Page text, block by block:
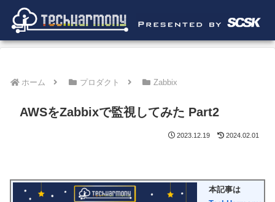
ホーム プロダクト Zabbix
AWSをZabbixで監視してみた Part2
2023.12.19 2024.02.01
本記事は